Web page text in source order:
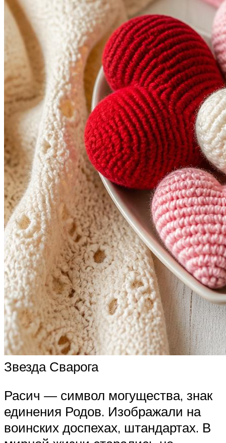
Звезда Сварога
Расич — символ могущества, знак
единения Родов. Изображали на
воинских доспехах, штандартах. В